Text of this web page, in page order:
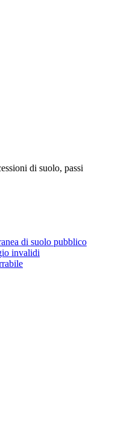
di suolo, passi
di suolo pubblico
invalidi